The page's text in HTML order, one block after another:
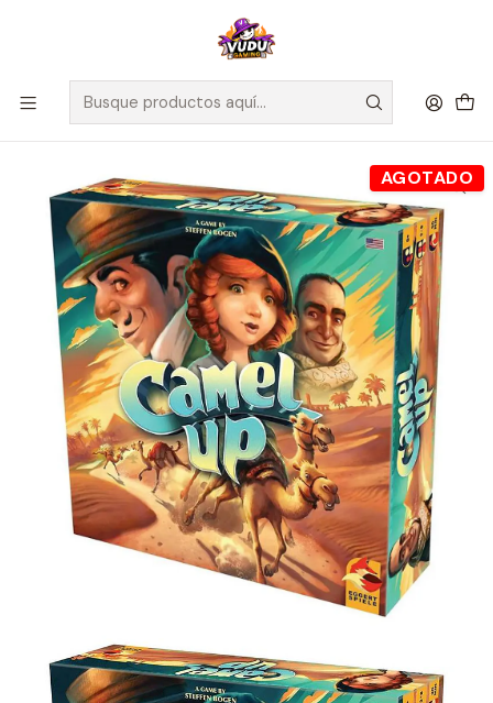
🚀 ¡Despachamos a todo Chile! Envío GRATIS a Regiones sobre
$100.000 y a RM sobre $35.000
Inicio Juegos de Mesa Editorial MasQueOca
Camel Up 2.0 - Español
AGOTADO